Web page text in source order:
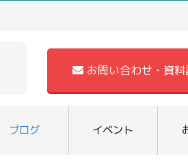
お問い合わせ・資料
ブログ イベント